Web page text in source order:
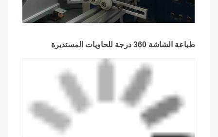
طباعة الشاشة 360 درجة للحاويات المستديرة